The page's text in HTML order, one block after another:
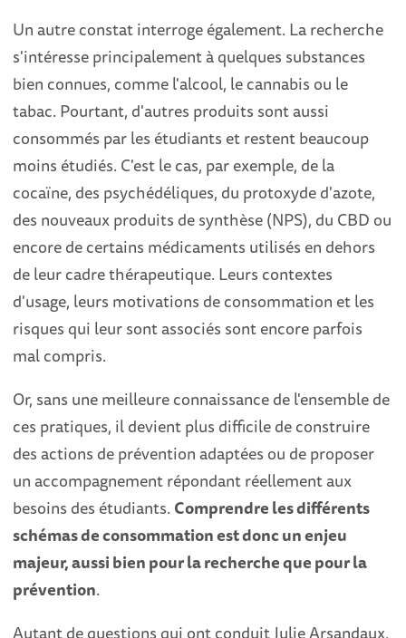
Un autre constat interroge également. La recherche
s'intéresse principalement à quelques substances
bien connues, comme l'alcool, le cannabis ou le
tabac. Pourtant, d'autres produits sont aussi
consommés par les étudiants et restent beaucoup
moins étudiés. C'est le cas, par exemple, de la
cocaïne, des psychédéliques, du protoxyde d'azote,
des nouveaux produits de synthèse (NPS), du CBD ou
encore de certains médicaments utilisés en dehors
de leur cadre thérapeutique. Leurs contextes
d'usage, leurs motivations de consommation et les
risques qui leur sont associés sont encore parfois
mal compris.
Or, sans une meilleure connaissance de l'ensemble de
ces pratiques, il devient plus difficile de construire
des actions de prévention adaptées ou de proposer
un accompagnement répondant réellement aux
besoins des étudiants. Comprendre les différents
schémas de consommation est donc un enjeu
majeur, aussi bien pour la recherche que pour la
prévention.